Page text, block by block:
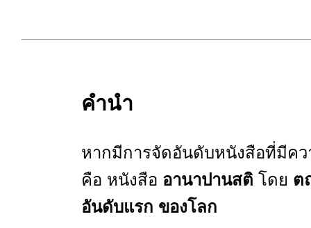
คำนำ
หากมีการจัดอันดับหนังสือที่มีค
คือ หนังสือ อานาปานสติ โดย ต
อันดับแรก ของโลก